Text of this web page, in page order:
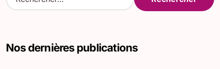
e
rNos dernières publications